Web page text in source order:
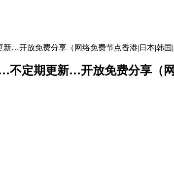
新…开放免费分享（网络免费节点香港|日本|韩
不定期更新…开放免费分享（